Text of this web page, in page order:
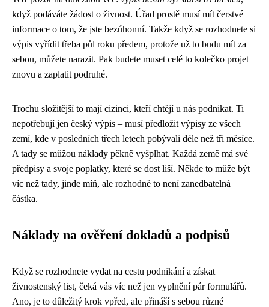
když podáváte žádost o živnost. Úřad prostě musí mít čerstvé
informace o tom, že jste bezúhonní. Takže když se rozhodnete si
výpis vyřídit třeba půl roku předem, protože už to budu mít za
sebou, můžete narazit. Pak budete muset celé to kolečko projet
znovu a zaplatit podruhé.
Trochu složitější to mají cizinci, kteří chtějí u nás podnikat. Ti
nepotřebují jen český výpis – musí předložit výpisy ze všech
zemí, kde v posledních třech letech pobývali déle než tři měsíce.
A tady se můžou náklady pěkně vyšplhat. Každá země má své
předpisy a svoje poplatky, které se dost liší. Někde to může být
víc než tady, jinde míň, ale rozhodně to není zanedbatelná
částka.
Náklady na ověření dokladů a podpisů
Když se rozhodnete vydat na cestu podnikání a získat
živnostenský list, čeká vás víc než jen vyplnění pár formulářů.
Ano, je to důležitý krok vpřed, ale přináší s sebou různé